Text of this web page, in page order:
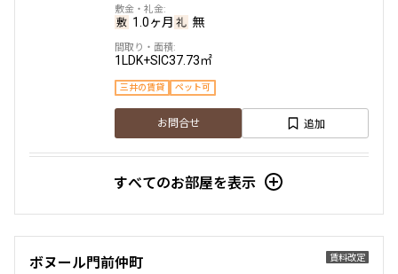
三井の賃貸
お問合せ
174,000円15,000円
1LDK
1.0ヶ月 無
1LDK+SIC37.73㎡
三井の賃貸 ペット可
お問合せ 追加
2階２０７
157,000円
すべてのお部屋を表示
賃料改定
ボヌール門前仲町